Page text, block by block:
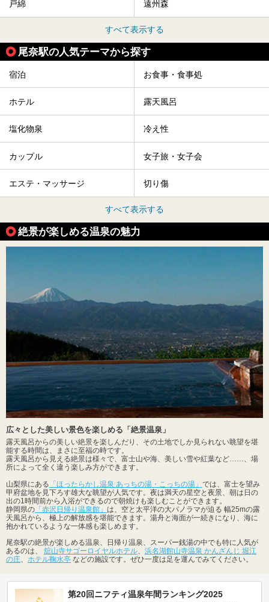
戸綿 遠州森
すべて表示する
尾奈駅の人気テーマから探す
宿泊 お食事・食事処
ホテル 露天風呂
塩化物泉 冷え性
カップル 女子旅・女子会
エステ・マッサージ 切り傷
すべて表示する
絶景が楽しめる温泉の魅力
広々とした美しい景色を楽しめる「絶景温泉」
露天風呂からの美しい絶景を楽しんだり、その土地でしか見られない眺望を堪
能する時間は、まさに至福の時です。
露天風呂から見える絶景は様々で、富士山や海、美しい雪や紅葉など……、場
所によって全く違う楽しみ方ができます。
山梨県にある 「ほったらかし温泉 あっちの湯・こっちの湯」 では、富士を望み
甲府盆地を見下ろす雄大な眺望が人気です。夜は満天の星空と夜景、朝は日の
出の1時間前から入浴ができるので朝焼けも楽しむことができます。
静岡県の 「赤沢日帰り温泉館」 は、空と太平洋の大パノラマが迫る 幅25mの露
天風呂から、極上の解放感を堪能できます。湯舟と海面が一続きになり、海に
抱かれているような一体感も楽しめます。
尾奈駅の絶景が楽しめる温泉、日帰り温泉、スーパー銭湯の中でも特に人気が
あるのは、 舘山寺サゴーロイヤルホテル
浜名湖館山寺温泉 かんざんじ 堀江
の庄
ホテル鞠水亭 などの施設です。ぜひ一度は足を運んでみてください。
第20回ニフティ温泉年間ランキング2025